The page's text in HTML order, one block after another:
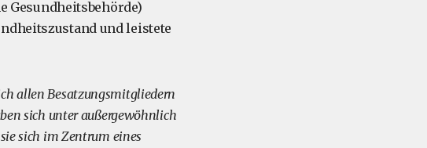
Gesundheitsbehörde)
und leistete
allen Besatzungsmitgliedern
sich unter außergewöhnlich
sich im Zentrum eines